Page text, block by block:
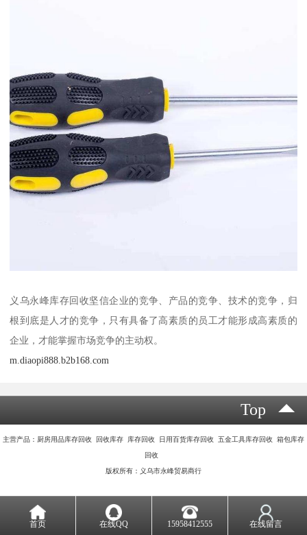
义乌永峰库存回收坚信企业的竞争、产品的竞争、技术的竞争，归
根到底是人才的竞争，只有具备了高素质的员工才能形成高素质的
企业，才能掌握市场竞争的主动权。
m.diaopi888.b2b168.com
Top
主营产品：厨房用品库存回收 回收库存 库存回收 日用百货库存回收 五金工具库存回收 箱包库存
回收
版权所有：义乌市永峰贸易商行
首页 在线QQ 15958412555 在线留言